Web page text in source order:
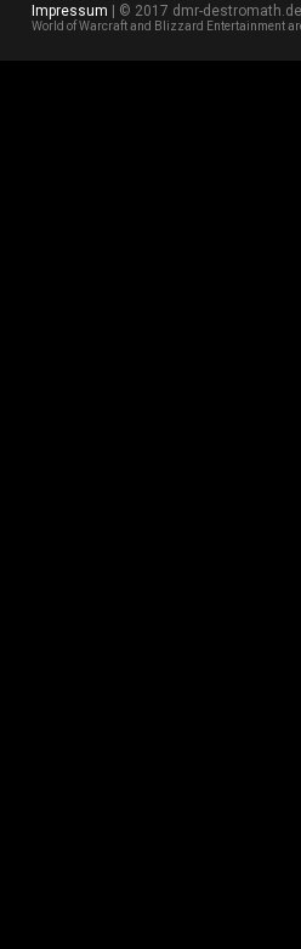
Impressum | © 2017 dmr-destromath.de
World of Warcraft and Blizzard Entertainment